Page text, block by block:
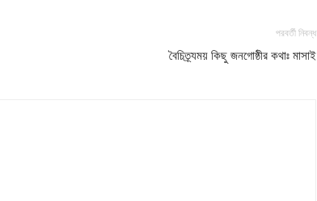
পরবর্তী নিবন্ধ
বৈচিত্র্যময় কিছু জনগোষ্ঠীর কথাঃ মাসাই